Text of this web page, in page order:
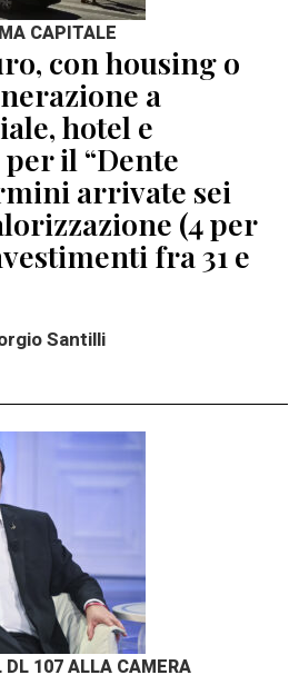
CAPITALE
con housing o
a
hotel e
il “Dente
arrivate sei
(4 per
fra 31 e
Santilli
DL 107 ALLA CAMERA